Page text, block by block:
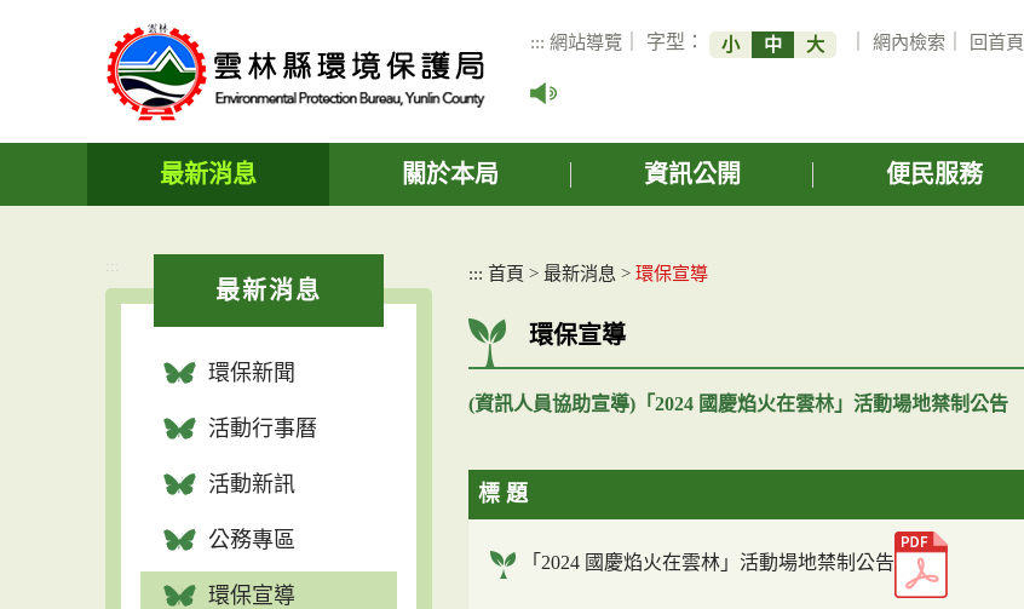
容
::: 網站導覽 ｜ 字型： 小 中 大 ｜網內檢索 回首頁
最新消息 關於本局 資訊公開 便民服務
:::
最新消息
環保新聞
活動行事曆
活動新訊
公務專區
環保宣導
::: 首頁 > 最新消息 > 環保宣導
環保宣導
(資訊人員協助宣導)「2024 國慶焰火在雲林」活動場地禁制公告
標 題
「2024 國慶焰火在雲林」活動場地禁制公告